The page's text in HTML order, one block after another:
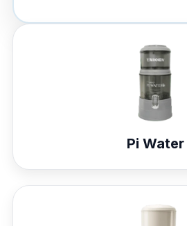
Pi Water